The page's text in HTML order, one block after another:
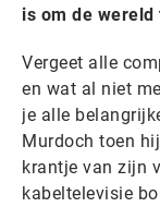
is om de wereld
Vergeet alle
en wat al niet
je alle
Murdoch toen
krantje van zijn
kabeltelevisie